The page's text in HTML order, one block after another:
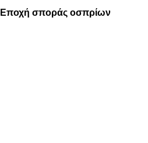
Εποχή σποράς οσπρίων